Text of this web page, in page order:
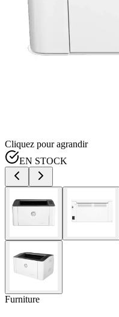
Cliquez pour agrandir
EN STOCK
Furniture